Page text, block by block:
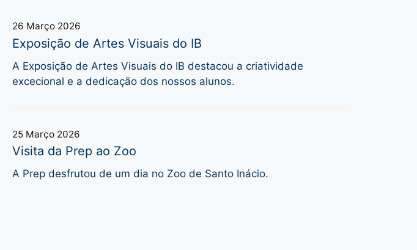
26 Março 2026
Exposição de Artes Visuais do IB
A Exposição de Artes Visuais do IB destacou a criatividade
excecional e a dedicação dos nossos alunos.
25 Março 2026
Visita da Prep ao Zoo
A Prep desfrutou de um dia no Zoo de Santo Inácio.